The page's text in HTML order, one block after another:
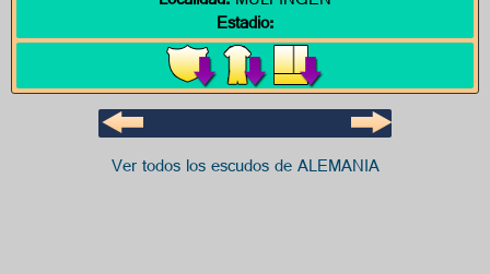
Estadio:
Ver todos los escudos de ALEMANIA